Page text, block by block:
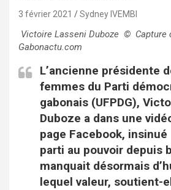
3 février 2021 Sydney IVEMBI
Victoire Lasseni Duboze © Capture
Gabonactu.com
L’ancienne présidente
femmes du Parti
gabonais (UFPDG),
Duboze a dans une
page Facebook, insinué
parti au pouvoir depuis
manquait désormais
lequel valeur, soutient-